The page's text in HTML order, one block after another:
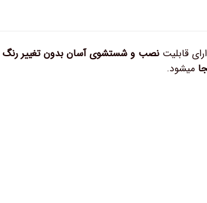
قابلیت نصب و شستشوی آسان بدون تغییر رنگ
میشود.